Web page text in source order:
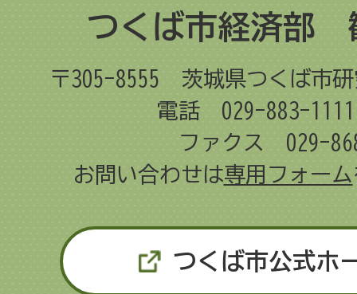
つくば市経済部
〒305-8555
茨城県つくば市
電話 029-883-1111
ファクス 029-
お問い合わせは専用フォーム
つくば市公式ホ